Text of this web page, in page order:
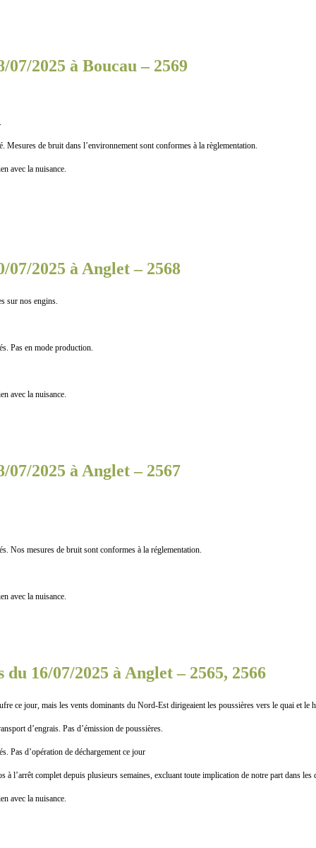
2025 à Boucau – 2569
de bruit dans l’environnement sont conformes à la règlementation.
avec la nuisance.
2025 à Anglet – 2568
sur nos engins.
Pas en mode production.
avec la nuisance.
2025 à Anglet – 2567
mesures de bruit sont conformes à la réglementation.
avec la nuisance.
du 16/07/2025 à Anglet – 2565, 2566
ce jour, mais les vents dominants du Nord-Est dirigeaient les poussières vers le quai et le
d’engrais. Pas d’émission de poussières.
d’opération de déchargement ce jour
l’arrêt complet depuis plusieurs semaines, excluant toute implication de notre part dans les
avec la nuisance.